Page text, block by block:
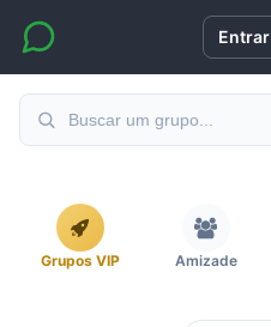
Entrar
Grupos VIP Amizade